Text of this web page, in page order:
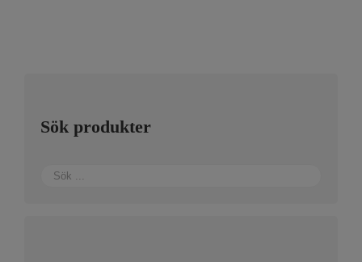
Sök produkter